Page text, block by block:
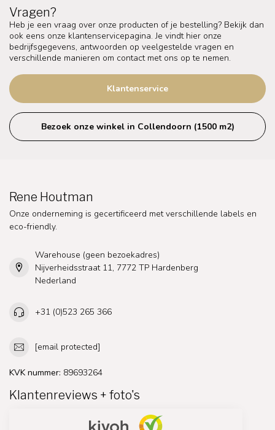
Vragen?
Heb je een vraag over onze producten of je bestelling? Bekijk dan
ook eens onze klantenservicepagina. Je vindt hier onze
bedrijfsgegevens, antwoorden op veelgestelde vragen en
verschillende manieren om contact met ons op te nemen.
Klantenservice
Bezoek onze winkel in Collendoorn (1500 m2)
Rene Houtman
Onze onderneming is gecertificeerd met verschillende labels en
eco-friendly.
Warehouse (geen bezoekadres)
Nijverheidsstraat 11, 7772 TP Hardenberg
Nederland
+31 (0)523 265 366
[email protected]
KVK nummer: 89693264
Klantenreviews + foto's